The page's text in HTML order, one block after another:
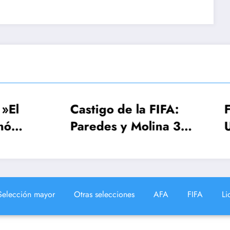
de la FIFA:
y Molina 3
FIFA,
UEFA
¡64
mayor Otras selecciones AFA FIFA